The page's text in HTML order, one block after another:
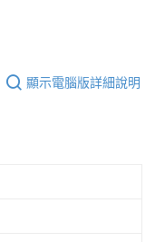
顯示電腦版詳細說明